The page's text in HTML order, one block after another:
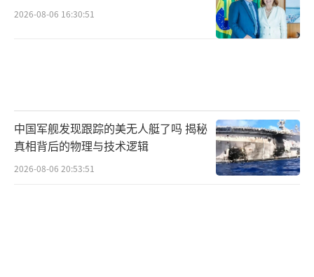
2026-08-06 16:30:51
中国军舰发现跟踪的美无人艇了吗 揭秘
真相背后的物理与技术逻辑
2026-08-06 20:53:51